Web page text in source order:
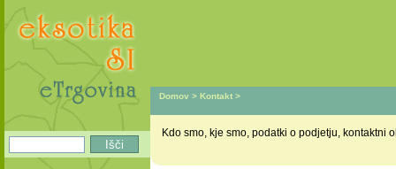
Domov > Kontakt >
Kdo smo, kje smo, podatki o podjetju, kontaktni